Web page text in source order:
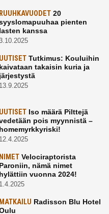
RUUHKAVUODET20
pienten
lasten kanssa
UUTISETTutkimus: Kouluihin
kaivataan takaisin kuria ja
järjestystä
13.9.2025
UUTISETIso määrä Pilttejä
pois myynnistä –
homemyrkkyriski!
12.4.2025
NIMETVelociraptorista
Paroniin, nämä nimet
hylättiin vuonna 2024!
1.4.2025
MATKAILU Radisson Blu Hotel